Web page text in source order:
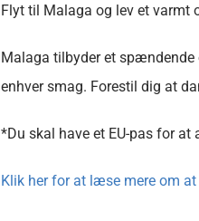
Flyt til Malaga og lev et varmt
Malaga tilbyder et spændende
enhver smag. Forestil dig at
*Du skal have et EU-pas for at
Klik her for at læse mere om